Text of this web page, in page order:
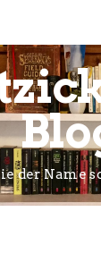
der Name